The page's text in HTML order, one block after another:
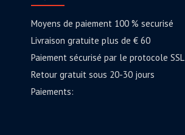
Moyens de paiement 100 % securisé
Livraison gratuite plus de € 60
Paiement sécurisé par le protocole SSL
Retour gratuit sous 20-30 jours
Paiements: